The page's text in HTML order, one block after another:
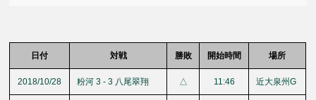
日付 対戦 勝敗 開始時間 場所
2018/10/28 粉河 3 - 3 八尾翠翔 △ 11:46 近大泉州G